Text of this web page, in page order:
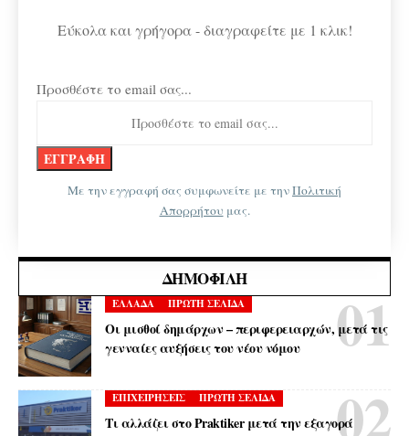
Εύκολα και γρήγορα - διαγραφείτε με 1 κλικ!
Προσθέστε το email σας...
Με την εγγραφή σας συμφωνείτε με τηνΠολιτική
Απορρήτου μας.
ΔΗΜΟΦΙΛΉ
ΕΛΛΑΔΑ ΠΡΩΤΗ ΣΕΛΙΔΑ
Οι μισθοί δημάρχων – περιφερειαρχών, μετά τις
γενναίες αυξήσεις του νέου νόμου
ΕΠΙΧΕΙΡΗΣΕΙΣ ΠΡΩΤΗ ΣΕΛΙΔΑ
Τι αλλάζει στο Praktiker μετά την εξαγορά